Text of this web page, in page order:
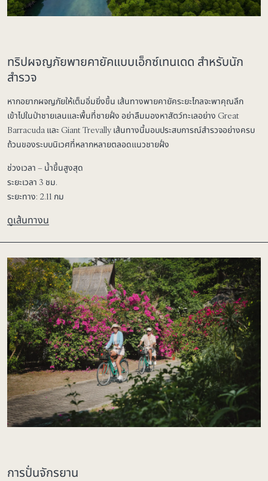
ทริปผจญภัยพายคายัคแบบเอ็กซ์เทนเดด สำหรับนัก
สำรวจ
หากอยากผจญภัยให้เต็มอิ่มยิ่งขึ้น เส้นทางพายคายัคระยะไกลจะพาคุณลึก
เข้าไปในป่าชายเลนและพื้นที่ชายฝั่ง อย่าลืมมองหาสัตว์ทะเลอย่าง Great
Barracuda และ Giant Trevally เส้นทางนี้มอบประสบการณ์สำรวจอย่างครบ
ถ้วนของระบบนิเวศที่หลากหลายตลอดแนวชายฝั่ง
ช่วงเวลา – น้ำขึ้นสูงสุด
ระยะเวลา 3 ชม.
ระยะทาง: 2.11 กม
ดูเส้นทางน
การปั่นจักรยาน